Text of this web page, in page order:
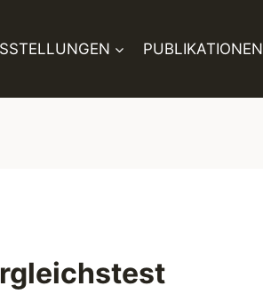
PUBLIKATIONEN